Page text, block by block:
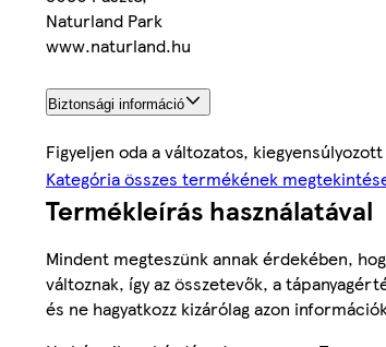
Naturland Park
www.naturland.hu
Biztonsági információ
Figyeljen oda a változatos,
Kategória összes termékének
Termékleírás használatával
Mindent megteszünk annak érdekében,
változnak, így az összetevők, a
és ne hagyatkozz kizárólag azon